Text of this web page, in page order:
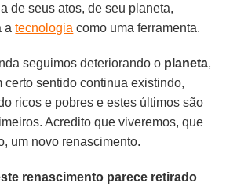
de seus atos, de seu planeta,
atecnologia como uma ferramenta.
seguimos deteriorando o planeta,
certo sentido continua existindo,
ricos e pobres e estes últimos são
Acredito que viveremos, que
um novo renascimento.
renascimento parece retirado